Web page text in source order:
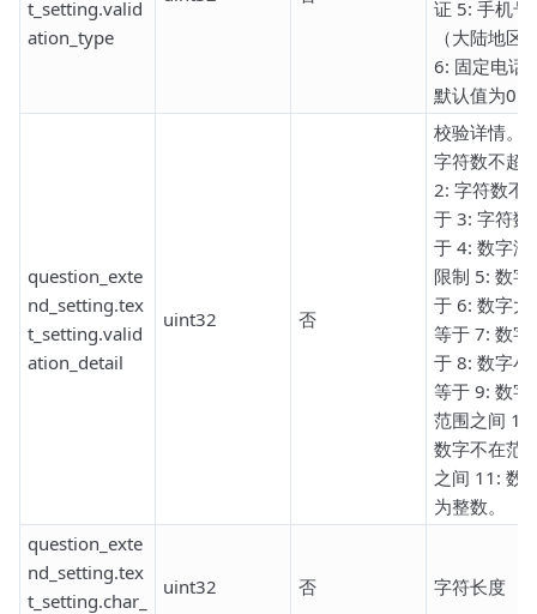
t_setting.valid
ation_type
证 5: 手机号
（大陆地区
6: 固定电话
默认值为0。
question_exte
nd_setting.tex
t_setting.valid
ation_detail
uint32 否
校验详情。
字符数不超
2: 字符数不
于 3: 字符数
于 4: 数字没
限制 5: 数字
于 6: 数字大
等于 7: 数字
于 8: 数字小
等于 9: 数字
范围之间 10:
数字不在范
之间 11: 数
为整数。
question_exte
nd_setting.tex
t_setting.char_
uint32 否 字符长度